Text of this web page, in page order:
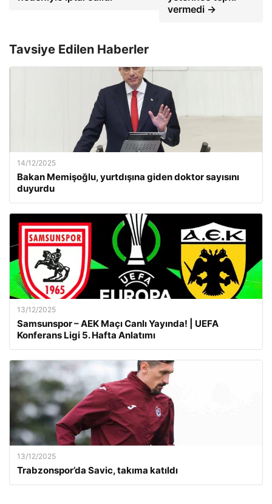
vermedi →
Tavsiye Edilen Haberler
14/12/2025
Bakan Memişoğlu, yurtdışına giden doktor sayısını
duyurdu
13/12/2025
Samsunspor – AEK Maçı Canlı Yayında! | UEFA
Konferans Ligi 5. Hafta Anlatımı
13/12/2025
Trabzonspor’da Savic, takıma katıldı